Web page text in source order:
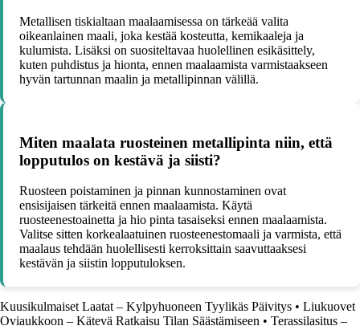
Metallisen tiskialtaan maalaamisessa on tärkeää valita
oikeanlainen maali, joka kestää kosteutta, kemikaaleja ja
kulumista. Lisäksi on suositeltavaa huolellinen esikäsittely,
kuten puhdistus ja hionta, ennen maalaamista varmistaakseen
hyvän tartunnan maalin ja metallipinnan välillä.
Miten maalata ruosteinen metallipinta niin, että
lopputulos on kestävä ja siisti?
Ruosteen poistaminen ja pinnan kunnostaminen ovat
ensisijaisen tärkeitä ennen maalaamista. Käytä
ruosteenestoainetta ja hio pinta tasaiseksi ennen maalaamista.
Valitse sitten korkealaatuinen ruosteenestomaali ja varmista, että
maalaus tehdään huolellisesti kerroksittain saavuttaaksesi
kestävän ja siistin lopputuloksen.
Kuusikulmaiset Laatat – Kylpyhuoneen Tyylikäs Päivitys • Liukuovet
Oviaukkoon – Kätevä Ratkaisu Tilan Säästämiseen • Terassilasitus –